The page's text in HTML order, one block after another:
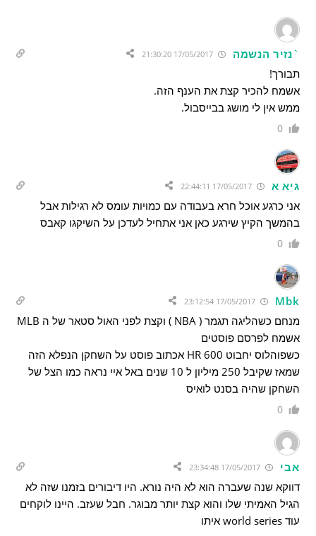
`נזיר הנשמה 17/05/2017 21:30:20
תבורך!
אשמח להכיר קצת את הענף הזה.
ממש אין לי מושג בבייסבול.
0
גיא א
אני כרגע אוכל חרא בעבודה עם כמויות עומס לא רגילות אבל
בהמשך הקיץ שירגע כאן אני אתחיל לעדכן על השיקגו קאבס
0
Mbk
מנחם כשהליגה תגמר ( NBA ) וקצת לפני האול סטאר של ה MLB
אשמח לפרסם פוסטים
כשפוהלוס יחבוט HR 600 אכתוב פוסט על השחקן הנפלא הזה
שמאז שקיבל 250 מיליון ל 10 שנים באל איי נראה כמו הצל של
השחקן שהיה בסנט לואיס
0
אבי
דווקא שנה שעברה הוא לא היה נורא. היו דיבורים בזמנו שזה לא
הגיל האמיתי שלו והוא קצת יותר מבוגר. חבל שעזב. היינו לוקחים
עוד world series איתו